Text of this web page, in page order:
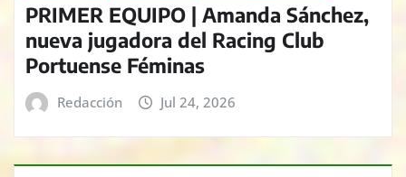
PRIMER EQUIPO | Amanda Sánchez,
nueva jugadora del Racing Club
Portuense Féminas
Redacción Jul 24, 2026